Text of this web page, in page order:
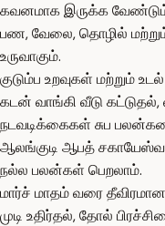
கவனமாக இருக்க
பண, வேலை, தொழில்
உருவாகும்.
குடும்ப உறவுகள் மற்றும்
கடன் வாங்கி வீடு
நடவடிக்கைகள் சுப
ஆலங்குடி ஆபத்
நல்ல பலன்கள் பெறலாம்.
மார்ச் மாதம் வரை
முடி உதிர்தல், தோல்